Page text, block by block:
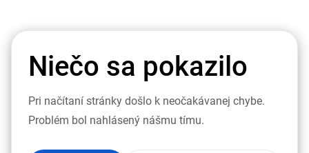
Niečo sa pokazilo
Pri načítaní stránky došlo k neočakávanej chybe.
Problém bol nahlásený nášmu tímu.